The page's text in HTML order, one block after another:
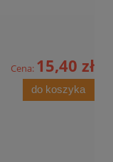
Cena: 15,40 zł
do koszyka